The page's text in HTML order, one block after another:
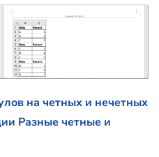
на четных и нечетных
Разные четные и